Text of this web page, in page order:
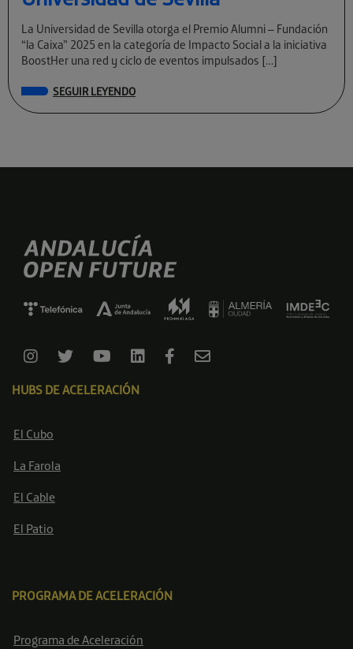
La Universidad de Sevilla otorga el Premio Alumni – Fundación
“la Caixa” 2025 en la categoría de Impacto Social a la iniciativa
BoostHer una red y ciclo de eventos impulsados […]
SEGUIR LEYENDO
HUBS DE ACELERACIÓN
El Cubo
La Farola
El Cable
El Patio
PROGRAMA DE ACELERACIÓN
Programa de Aceleración